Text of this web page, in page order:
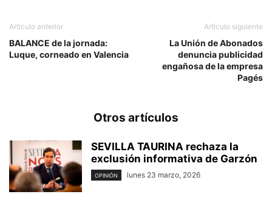
Artículo anterior
BALANCE de la jornada:
Luque, corneado en Valencia
Artículo siguiente
La Unión de Abonados
denuncia publicidad
engañosa de la empresa
Pagés
Otros artículos
SEVILLA TAURINA rechaza la
exclusión informativa de Garzón
OPINIÓN lunes 23 marzo, 2026